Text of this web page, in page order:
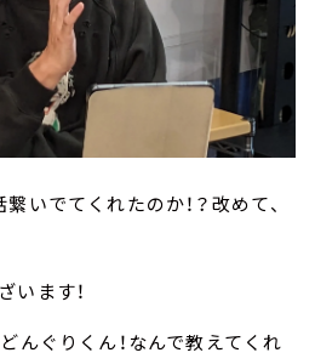
いでてくれたのか！？改めて、
います！
どんぐりくん！なんで教えてくれ